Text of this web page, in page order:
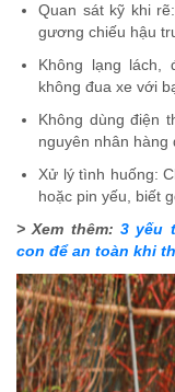
Quan sát kỹ khi
gương chiếu hậu
Không lạng lách,
không đua xe với
Không dùng điện
nguyên nhân hàng
Xử lý tình huống:
hoặc pin yếu, biết
> Xem thêm: 3 yếu
con để an toàn khi